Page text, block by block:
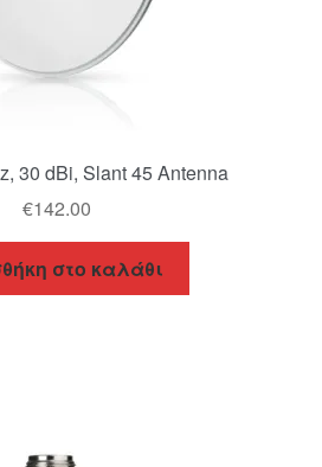
30 dBi, Slant 45 Antenna
€142.00
στο καλάθι